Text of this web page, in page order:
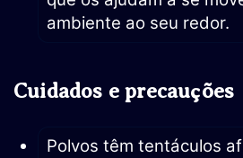
ambiente ao seu redor.
Cuidados e precauções
Polvos têm tentáculos